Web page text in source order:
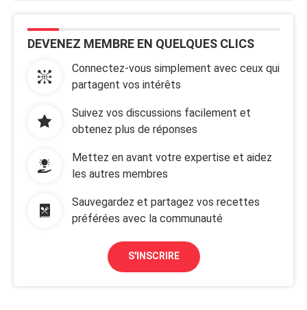
DEVENEZ MEMBRE EN QUELQUES CLICS
Connectez-vous simplement avec ceux qui
partagent vos intérêts
Suivez vos discussions facilement et
obtenez plus de réponses
Mettez en avant votre expertise et aidez
les autres membres
Sauvegardez et partagez vos recettes
préférées avec la communauté
S'INSCRIRE